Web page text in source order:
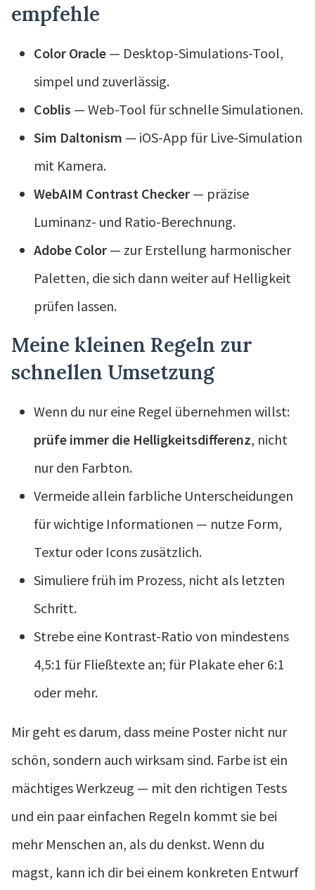
empfehle
Color Oracle — Desktop-Simulations-Tool,
simpel und zuverlässig.
Coblis — Web-Tool für schnelle Simulationen.
Sim Daltonism — iOS-App für Live-Simulation
mit Kamera.
WebAIM Contrast Checker — präzise
Luminanz- und Ratio-Berechnung.
Adobe Color — zur Erstellung harmonischer
Paletten, die sich dann weiter auf Helligkeit
prüfen lassen.
Meine kleinen Regeln zur
schnellen Umsetzung
Wenn du nur eine Regel übernehmen willst:
prüfe immer die Helligkeitsdifferenz, nicht
nur den Farbton.
Vermeide allein farbliche Unterscheidungen
für wichtige Informationen — nutze Form,
Textur oder Icons zusätzlich.
Simuliere früh im Prozess, nicht als letzten
Schritt.
Strebe eine Kontrast-Ratio von mindestens
4,5:1 für Fließtexte an; für Plakate eher 6:1
oder mehr.
Mir geht es darum, dass meine Poster nicht nur
schön, sondern auch wirksam sind. Farbe ist ein
mächtiges Werkzeug — mit den richtigen Tests
und ein paar einfachen Regeln kommt sie bei
mehr Menschen an, als du denkst. Wenn du
magst, kann ich dir bei einem konkreten Entwurf